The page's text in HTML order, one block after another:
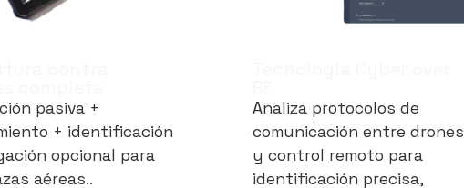
pasiva +
+ identificación
opcional para
aéreas..
Analiza protocolos de
comunicación entre drones
y control remoto para
identificación precisa,